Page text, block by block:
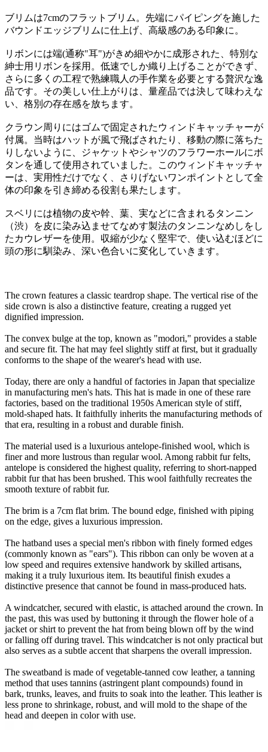
ブリムは7cmのフラットブリム。先端にパイピングを施した
バウンドエッジブリムに仕上げ、高級感のある印象に。
リボンには端(通称"耳")がきめ細やかに成形された、特別な
紳士用リボンを採用。低速でしか織り上げることができず、
さらに多くの工程で熟練職人の手作業を必要とする贅沢な逸
品です。その美しい仕上がりは、量産品では決して味わえな
い、格別の存在感を放ちます。
クラウン周りにはゴムで固定されたウィンドキャッチャーが
付属。当時はハットが風で飛ばされたり、移動の際に落ちた
りしないように、ジャケットやシャツのフラワーホールにボ
タンを通して使用されていました。このウィンドキャッチャ
ーは、実用性だけでなく、さりげないワンポイントとして全
体の印象を引き締める役割も果たします。
スベリには植物の皮や幹、葉、実などに含まれるタンニン
（渋）を皮に染み込ませてなめす製法のタンニンなめしをし
たカウレザーを使用。収縮が少なく堅牢で、使い込むほどに
頭の形に馴染み、深い色合いに変化していきます。
The crown features a classic teardrop shape. The vertical rise of the
side crown is also a distinctive feature, creating a rugged yet
dignified impression.
The convex bulge at the top, known as "modori," provides a stable
and secure fit. The hat may feel slightly stiff at first, but it gradually
conforms to the shape of the wearer's head with use.
Today, there are only a handful of factories in Japan that specialize
in manufacturing men's hats. This hat is made in one of these rare
factories, based on the traditional 1950s American style of stiff,
mold-shaped hats. It faithfully inherits the manufacturing methods of
that era, resulting in a robust and durable finish.
The material used is a luxurious antelope-finished wool, which is
finer and more lustrous than regular wool. Among rabbit fur felts,
antelope is considered the highest quality, referring to short-napped
rabbit fur that has been brushed. This wool faithfully recreates the
smooth texture of rabbit fur.
The brim is a 7cm flat brim. The bound edge, finished with piping
on the edge, gives a luxurious impression.
The hatband uses a special men's ribbon with finely formed edges
(commonly known as "ears"). This ribbon can only be woven at a
low speed and requires extensive handwork by skilled artisans,
making it a truly luxurious item. Its beautiful finish exudes a
distinctive presence that cannot be found in mass-produced hats.
A windcatcher, secured with elastic, is attached around the crown. In
the past, this was used by buttoning it through the flower hole of a
jacket or shirt to prevent the hat from being blown off by the wind
or falling off during travel. This windcatcher is not only practical but
also serves as a subtle accent that sharpens the overall impression.
The sweatband is made of vegetable-tanned cow leather, a tanning
method that uses tannins (astringent plant compounds) found in
bark, trunks, leaves, and fruits to soak into the leather. This leather is
less prone to shrinkage, robust, and will mold to the shape of the
head and deepen in color with use.